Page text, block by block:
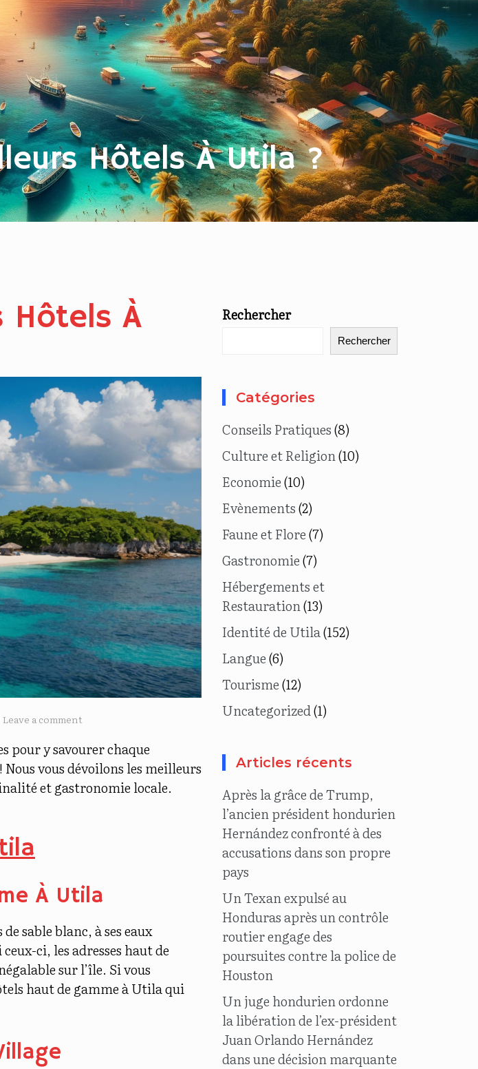
Hôtels À Utila ?
Hôtels À
Leave a comment
pour y savourer chaque
vous dévoilons les meilleurs
et gastronomie locale.
À Utila
sable blanc, à ses eaux
ci, les adresses haut de
sur l’île. Si vous
haut de gamme à Utilaqui
Rechercher
Rechercher
Catégories
Conseils Pratiques(8)
Culture et Religion(10)
Economie(10)
Evènements(2)
Faune et Flore(7)
Gastronomie(7)
Hébergements et
Restauration(13)
Identité de Utila(152)
Langue(6)
Tourisme(12)
Uncategorized(1)
Articles récents
Après la grâce de Trump,
l’ancien président hondurien
Hernández confronté à des
accusations dans son propre
pays
Un Texan expulsé au
Honduras après un contrôle
routier engage des
poursuites contre la police de
Houston
Un juge hondurien ordonne
la libération de l’ex-président
Juan Orlando Hernández
dans une décision marquante